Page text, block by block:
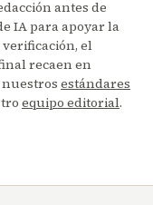
antes de
IA para apoyar la
el
recaen en
estándares
equipo editorial.